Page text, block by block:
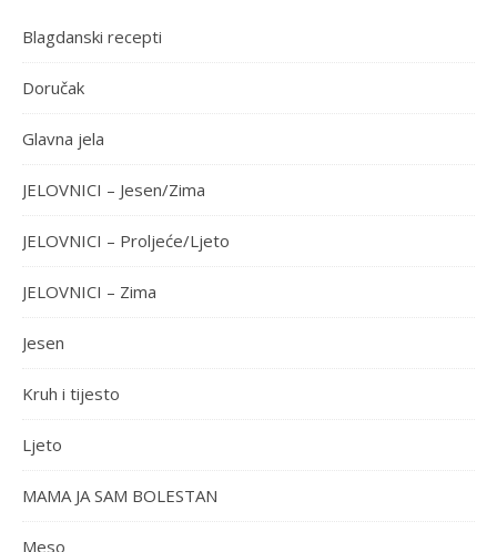
Blagdanski recepti
Doručak
Glavna jela
JELOVNICI – Jesen/Zima
JELOVNICI – Proljeće/Ljeto
JELOVNICI – Zima
Jesen
Kruh i tijesto
Ljeto
MAMA JA SAM BOLESTAN
Meso